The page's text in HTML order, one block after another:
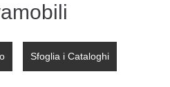
Sfoglia i Cataloghi